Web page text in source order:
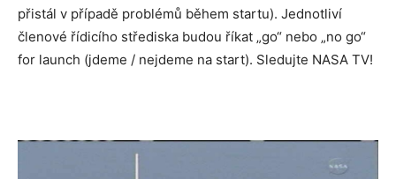
přistál v případě problémů během startu). Jednotliví
členové řídicího střediska budou říkat „go“ nebo „no go“
for launch (jdeme / nejdeme na start). Sledujte NASA TV!